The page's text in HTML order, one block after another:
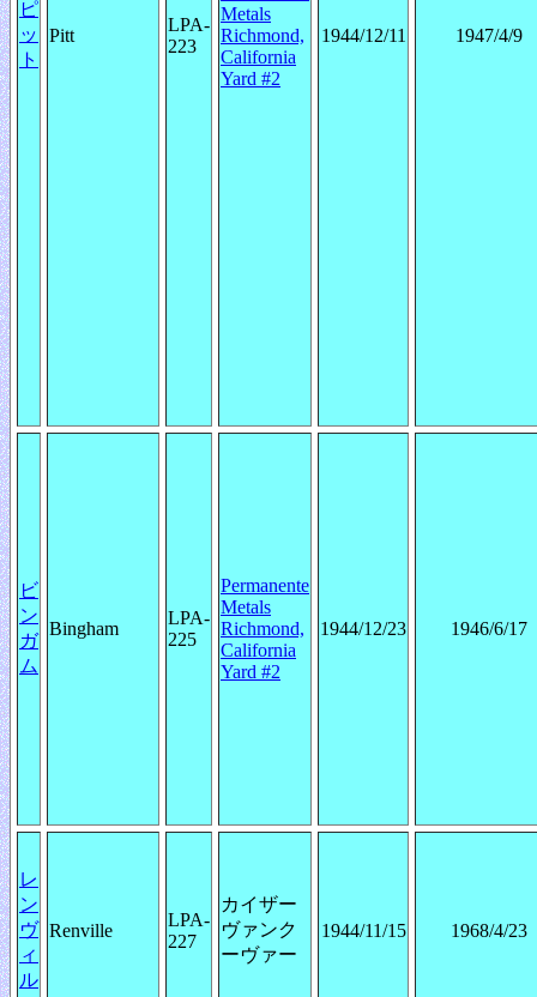
ピ
ッ
ト
Pitt
LPA-
223
Metals
Richmond,
California
Yard #2
1944/12/11 1947/4/9
ビ
ン
ガ
ム
Bingham
LPA-
225
Permanente
Metals
Richmond,
California
Yard #2
1944/12/23 1946/6/17
レ
ン
ヴ
ィ
ル
Renville
LPA-
227
カイザー
ヴァンク
ーヴァー
1944/11/15 1968/4/23